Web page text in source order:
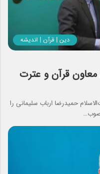
دین | قرآن | اندیشه
قرآن و عترت
حمیدرضا ارباب سلیمانی را